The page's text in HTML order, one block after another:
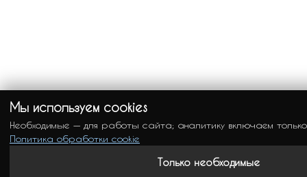
Мы используем cookies
Необходимые — для работы сайта; аналитику включаем
Политика обработки cookie
Только необходимые